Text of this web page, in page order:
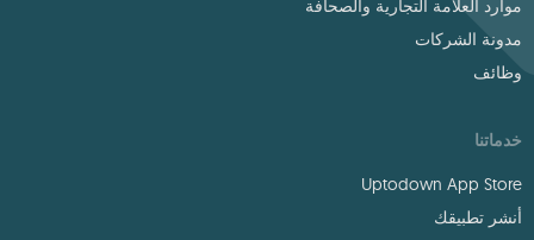
موارد العلامة التجارية والصحافة
مدونة الشركات
وظائف
خدماتنا
Uptodown App Store
أنشر تطبيقك